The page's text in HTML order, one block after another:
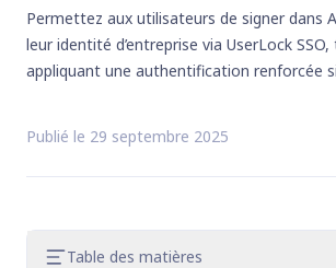
Permettez aux utilisateurs de signer dans
leur identité d’entreprise via UserLock
appliquant une authentification renforcée
Publié le 29 septembre 2025
Table des matières